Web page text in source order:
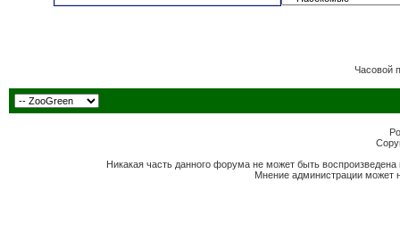
Часовой
Никакая часть данного форума не может быть
Мнение администрации может